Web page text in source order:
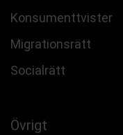
Konsumenttvister
Migrationsrätt
Socialrätt
Övrigt